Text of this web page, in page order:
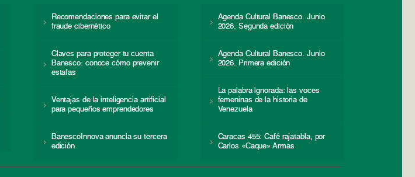
Recomendaciones para evitar el
fraude cibernético
Claves para proteger tu cuenta
Banesco: conoce cómo prevenir
estafas
Ventajas de la inteligencia artificial
para pequeños emprendedores
BanescoInnova anuncia su tercera
edición
Agenda Cultural Banesco. Junio
2026. Segunda edición
Agenda Cultural Banesco. Junio
2026. Primera edición
La palabra ignorada: las voces
femeninas de la historia de
Venezuela
Caracas 455: Café rajatabla, por
Carlos «Caque» Armas